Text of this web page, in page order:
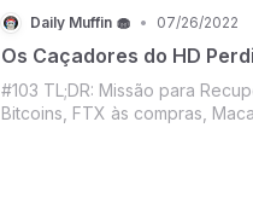
Daily Muffin 🧁 • 07/26/2022
Os Caçadores do HD
#103 TL;DR: Missão para
Bitcoins, FTX às compras,